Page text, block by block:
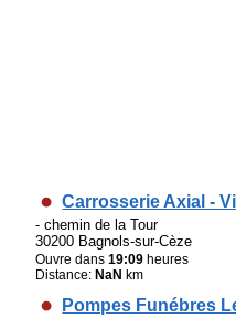
Carrosserie Axial -
- chemin de la Tour
30200 Bagnols-sur-Cèze
Ouvre dans19:09 heures
Distance: NaN km
Pompes Funébres